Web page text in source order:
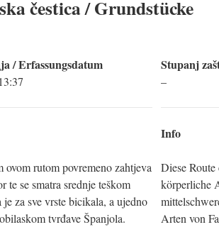
čestica/ Grundstücke
/ Erfassungsdatum
rutom povremeno zahtjeva
te se smatra srednje teškom
za sve vrste bicikala, a ujedno
tvrđave Španjola.
Stupanj
–
Info
Diese
körperliche
Arten von